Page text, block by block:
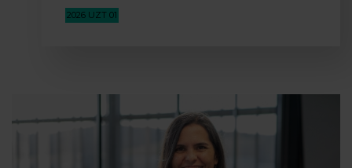
2026 UZT 01